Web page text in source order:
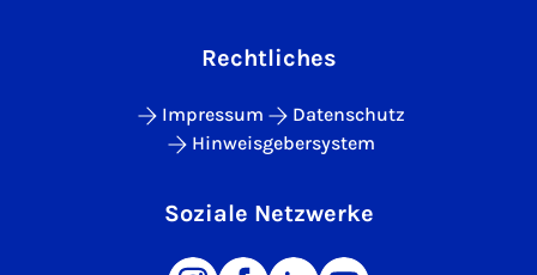
Rechtliches
Impressum
Datenschutz
Hinweisgebersystem
Soziale Netzwerke